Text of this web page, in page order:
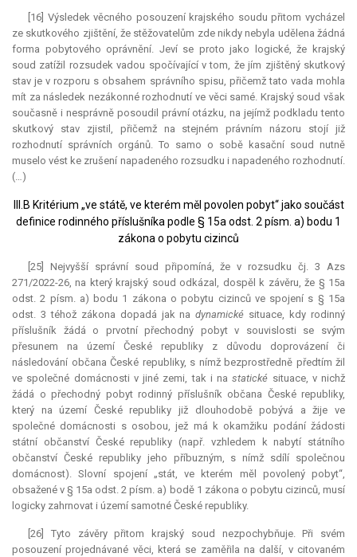
[16] Výsledek věcného posouzení krajského soudu přitom vycházel
ze skutkového zjištění, že stěžovatelům zde nikdy nebyla udělena žádná
forma pobytového oprávnění. Jeví se proto jako logické, že krajský
soud zatížil rozsudek vadou spočívající v tom, že jím zjištěný skutkový
stav je v rozporu s obsahem správního spisu, přičemž tato vada mohla
mít za následek nezákonné rozhodnutí ve věci samé. Krajský soud však
současně i nesprávně posoudil právní otázku, na jejímž podkladu tento
skutkový stav zjistil, přičemž na stejném právním názoru stojí již
rozhodnutí správních orgánů. To samo o sobě kasační soud nutně
muselo vést ke zrušení napadeného rozsudku i napadeného rozhodnutí.
(…)
III.B Kritérium „ve státě, ve kterém měl povolen pobyt“ jako součást
definice rodinného příslušníka podle § 15a odst. 2 písm. a) bodu 1
zákona o pobytu cizinců
[25] Nejvyšší správní soud připomíná, že v rozsudku čj. 3 Azs
271/2022-26, na který krajský soud odkázal, dospěl k závěru, že § 15a
odst. 2 písm. a) bodu 1 zákona o pobytu cizinců ve spojení s § 15a
odst. 3 téhož zákona dopadá jak nadynamické situace, kdy rodinný
příslušník žádá o prvotní přechodný pobyt v souvislosti se svým
přesunem na území České republiky z důvodu doprovázení či
následování občana České republiky, s nímž bezprostředně předtím žil
ve společné domácnosti v jiné zemi, tak i nastatické situace, v nichž
žádá o přechodný pobyt rodinný příslušník občana České republiky,
který na území České republiky již dlouhodobě pobývá a žije ve
společné domácnosti s osobou, jež má k okamžiku podání žádosti
státní občanství České republiky (např. vzhledem k nabytí státního
občanství České republiky jeho příbuzným, s nímž sdílí společnou
domácnost). Slovní spojení „stát, ve kterém měl povolený pobyt“,
obsažené v § 15a odst. 2 písm. a) bodě 1 zákona o pobytu cizinců, musí
logicky zahrnovat i území samotné České republiky.
[26] Tyto závěry přitom krajský soud nezpochybňuje. Při svém
posouzení projednávané věci, která se zaměřila na další, v citovaném